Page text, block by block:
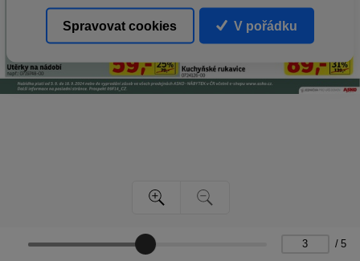
/ 5
Spravovat cookies V pořádku